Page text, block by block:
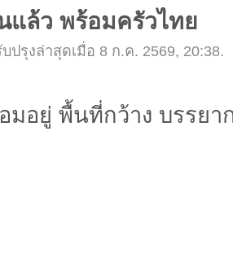
แล้ว พร้อมครัวไทย
ปรุงล่าสุดเมื่อ 8 ก.ค. 2569, 20:38.
มอยู่ พื้นที่กว้าง บรรยา